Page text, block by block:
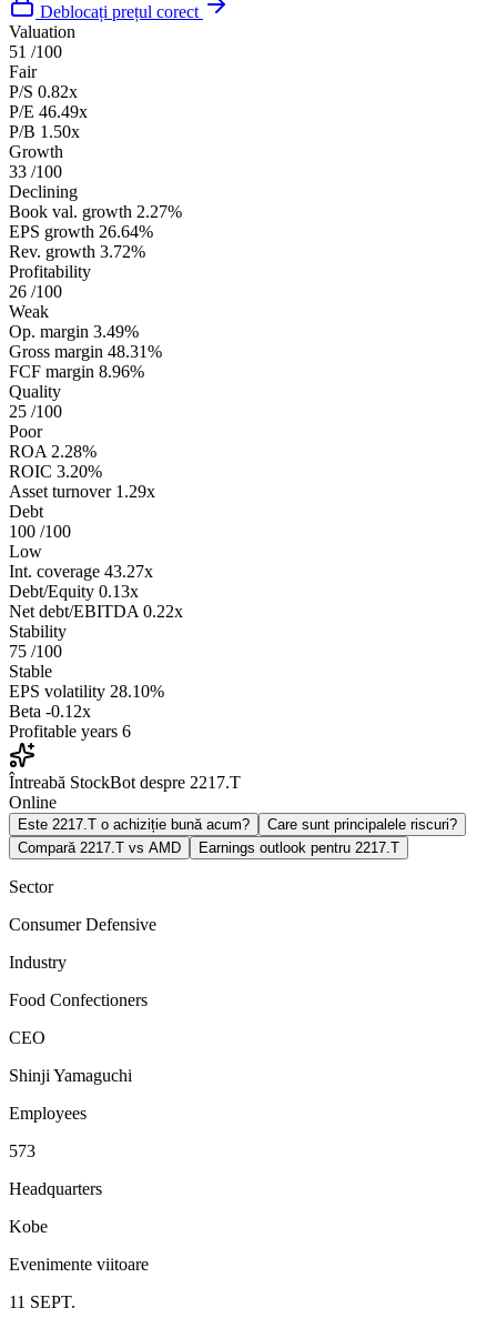
Deblocați prețul corect
Valuation
51 /100
Fair
P/S 0.82x
P/E 46.49x
P/B 1.50x
Growth
33 /100
Declining
Book val. growth 2.27%
EPS growth 26.64%
Rev. growth 3.72%
Profitability
26 /100
Weak
Op. margin 3.49%
Gross margin 48.31%
FCF margin 8.96%
Quality
25 /100
Poor
ROA 2.28%
ROIC 3.20%
Asset turnover 1.29x
Debt
100 /100
Low
Int. coverage 43.27x
Debt/Equity 0.13x
Net debt/EBITDA 0.22x
Stability
75 /100
Stable
EPS volatility 28.10%
Beta -0.12x
Profitable years 6
Întreabă StockBot despre 2217.T
Online
Este 2217.T o achiziție bună acum?
Care sunt principalele riscuri?
Compară 2217.T vs AMD
Earnings outlook pentru 2217.T
Sector
Consumer Defensive
Industry
Food Confectioners
CEO
Shinji Yamaguchi
Employees
573
Headquarters
Kobe
Evenimente viitoare
11 SEPT.